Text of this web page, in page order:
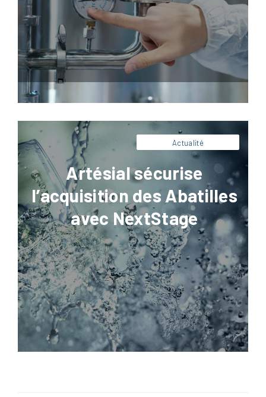
Actualité
Artésial sécurise
l’acquisition des Abatilles
avec NextStage
Artésial apporte son expertise technique et
opérationnelle à NextStage AM pour
l’acquisition de la SEMA (Source des
Abatilles). Découvrez notre rôle de conseil
industriel stratégique.